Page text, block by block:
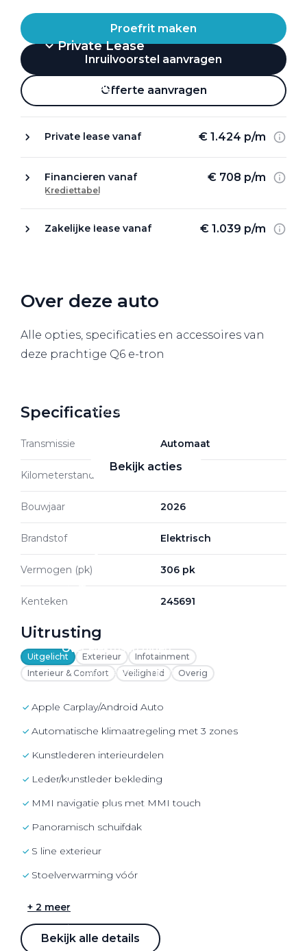
Private Lease
Terug
Lease aanbod
Profiteer van zakelijk
Bekijk acties
Terug
Over elektrisch rijden
Over elektrisch rijden
Onderhoud en kosten
Shuttel laadoplossingen
Duurzaamheid
Voordelen
Veelgestelde vragen
CUPRA
Proefrit maken
Inruilvoorstel aanvragen
Offerte aanvragen
Private lease vanaf € 1.424 p/m
Financieren vanaf € 708 p/m
Krediettabel
Zakelijke lease vanaf € 1.039 p/m
Over deze auto
Alle opties, specificaties en accessoires van
deze prachtige Q6 e-tron
Specificaties
Transmissie Automaat
Kilometerstand
Bouwjaar 2026
Brandstof Elektrisch
Vermogen (pk) 306 pk
Kenteken 245691
Uitrusting
Uitgelicht Exterieur
Infotainment
Interieur & Comfort
Veiligheid Overig
Apple Carplay/Android Auto
Automatische klimaatregeling met 3 zones
kunstlederen interieurdelen
leder/kunstleder bekleding
MMI navigatie plus met MMI touch
Panoramisch schuifdak
S line exterieur
Stoelverwarming vóór
+ 2 meer
Bekijk alle details